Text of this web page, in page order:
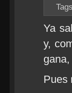
Ya
y,
Pues